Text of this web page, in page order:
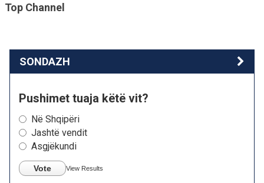
Top Channel
SONDAZH
Pushimet tuaja këtë vit?
Në Shqipëri
Jashtë vendit
Asgjëkundi
Vote View Results